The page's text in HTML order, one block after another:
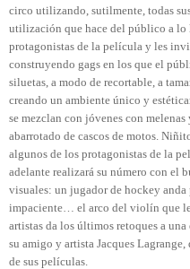
circo utilizando, sutilmente, todas
utilización que hace del público a lo
protagonistas de la película y les
construyendo gags en los que el
siluetas, a modo de recortable, a
creando un ambiente único y
se mezclan con jóvenes con melenas
abarrotado de cascos de motos.
algunos de los protagonistas de la
adelante realizará su número con el
visuales: un jugador de hockey
impaciente… el arco del violín que
artistas da los últimos retoques a
su amigo y artista Jacques
de sus películas.